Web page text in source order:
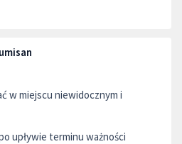
w miejscu niewidocznym i
upływie terminu ważności